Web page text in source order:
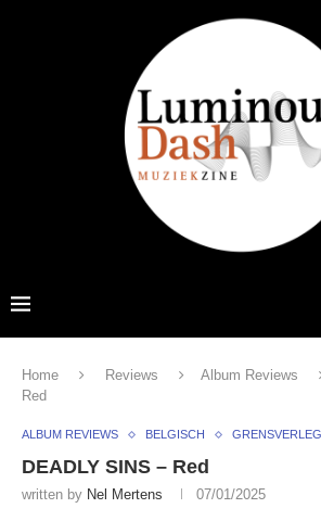
Home Reviews Album Reviews
Red
ALBUM REVIEWS BELGISCH
DEADLY SINS – Red
written by Nel Mertens 07/01/2025